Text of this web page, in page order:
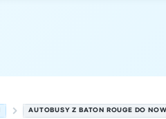
AUTOBUSY Z BATON ROUGE DO